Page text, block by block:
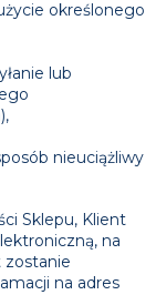
określonego
lub
nieuciążliwy
Sklepu, Klient
na
zostanie
na adres